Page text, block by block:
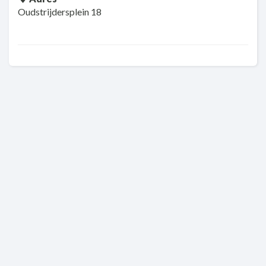
Oudstrijdersplein 18